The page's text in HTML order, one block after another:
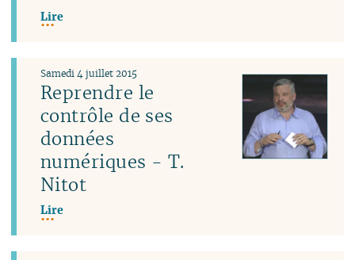
Lire
Reprendre le
contrôle de ses
données
numériques - T.
Nitot
Samedi 4 juillet 2015
Lire